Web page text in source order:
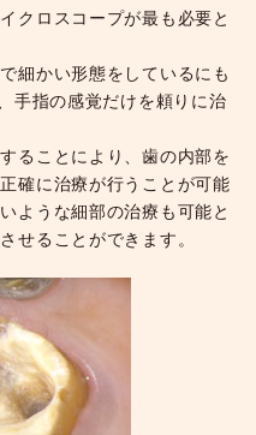
クロスコープが最も必要と
細かい形態をしているにも
手指の感覚だけを頼りに治
ることにより、歯の内部を
確に治療が行うことが可能
ような細部の治療も可能と
せることができます。